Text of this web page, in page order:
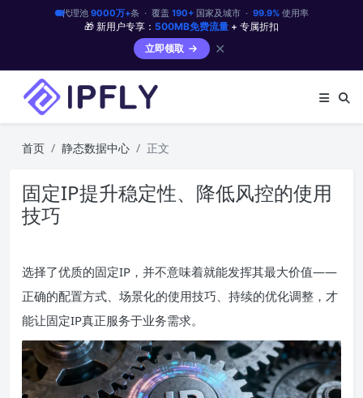
代理池 9000万+条 · 覆盖 190+国家及城市 · 99.9%使用率
🎁 新用户专享： 500MB免费流量 + 专属折扣
立即领取
✕
首页 静态数据中心 正文
固定IP提升稳定性、降低风控的使用
技巧
选择了优质的固定IP，并不意味着就能发挥其最大价值——
正确的配置方式、场景化的使用技巧、持续的优化调整，才
能让固定IP真正服务于业务需求。